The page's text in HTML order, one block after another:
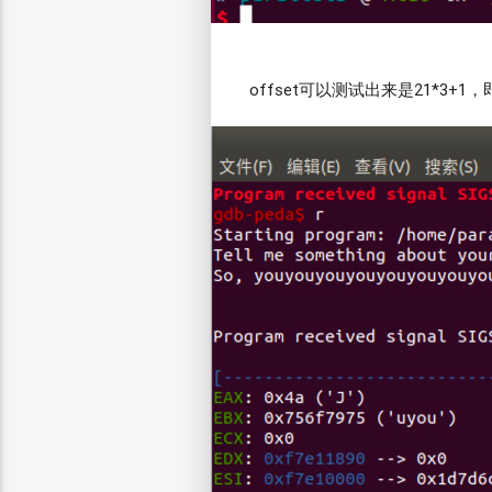
offset可以测试出来是21*3+1，